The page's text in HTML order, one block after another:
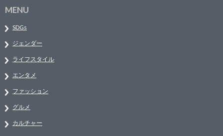
MENU
SDGs
ジェンダー
ライフスタイル
エンタメ
ファッション
グルメ
カルチャー